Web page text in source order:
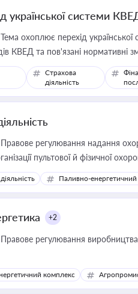
української системи
Тема охоплює перехід української
КВЕД та пов'язані нормативні
Страхова
діяльність
Правове регулювання надання
пультової й фізичної
Паливно-
+2
Правове регулювання
комплекс